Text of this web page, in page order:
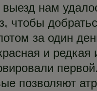
нам
чтобы
за один
и редкая
первой.
позволяют